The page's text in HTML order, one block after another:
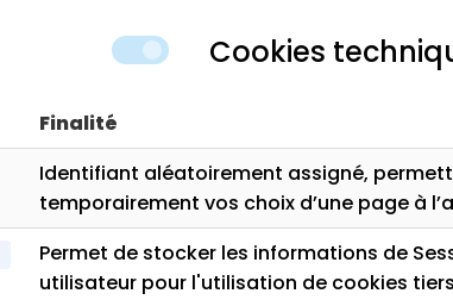
Cookies
Finalité
Identifiant aléatoirement assigné,
temporairement vos choix d’une page à
Permet de stocker les informations de
utilisateur pour l'utilisation de cookies